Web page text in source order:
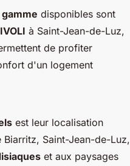
disponibles sont
à Saint-Jean-de-Luz,
de profiter
d'un logement
est leur localisation
Biarritz, Saint-Jean-de-Luz,
et aux paysages